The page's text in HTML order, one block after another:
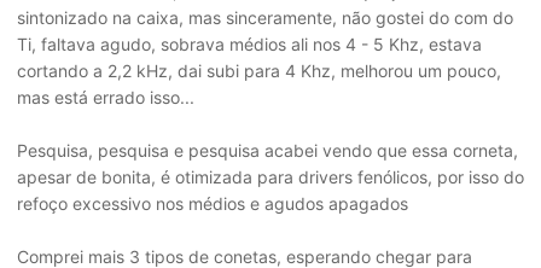
sintonizado na caixa, mas sinceramente, não gostei do com do
Ti, faltava agudo, sobrava médios ali nos 4 - 5 Khz, estava
cortando a 2,2 kHz, dai subi para 4 Khz, melhorou um pouco,
mas está errado isso...
Pesquisa, pesquisa e pesquisa acabei vendo que essa corneta,
apesar de bonita, é otimizada para drivers fenólicos, por isso do
refoço excessivo nos médios e agudos apagados
Comprei mais 3 tipos de conetas, esperando chegar para